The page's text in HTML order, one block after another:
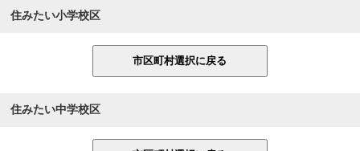
住みたい小学校区
住みたい中学校区